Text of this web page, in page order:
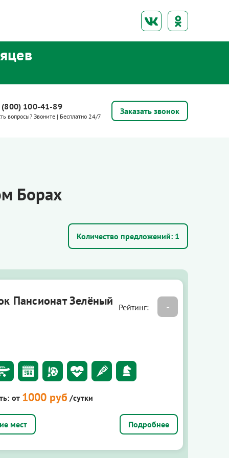
(800) 100-41-89
вопросы? Звоните | Бесплатно 24/7
Заказать звонок
Борах
Количество предложений: 1
Пансионат Зелёный Рейтинг: -
от 1000 руб /сутки
Подробнее